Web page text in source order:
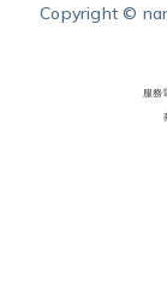
Copyright ©
服務